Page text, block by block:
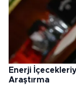
Enerji
Araştırma